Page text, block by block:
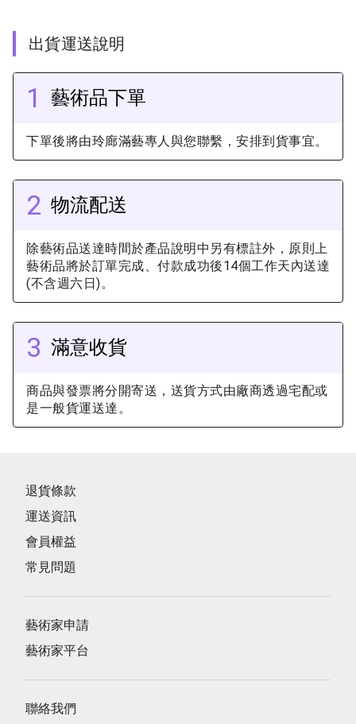
出貨運送說明
1 藝術品下單
下單後將由玲廊滿藝專人與您聯繫，安排到貨事宜。
2 物流配送
除藝術品送達時間於產品說明中另有標註外，原則上
藝術品將於訂單完成、付款成功後14個工作天內送達
(不含週六日)。
3 滿意收貨
商品與發票將分開寄送，送貨方式由廠商透過宅配或
是一般貨運送達。
退貨條款
運送資訊
會員權益
常見問題
藝術家申請
藝術家平台
聯絡我們